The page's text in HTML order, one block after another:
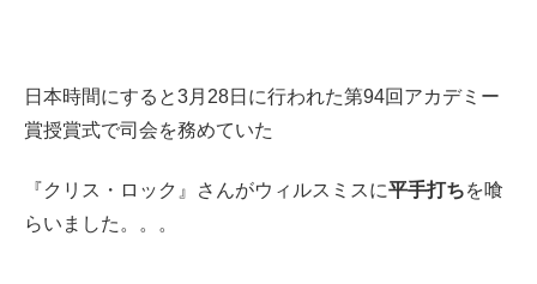
日本時間にすると3月28日に行われた第94回アカデミー
賞授賞式で司会を務めていた
『クリス・ロック』さんがウィルスミスに平手打ちを喰
らいました。。。